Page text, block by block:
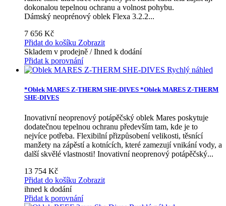
dokonalou tepelnou ochranu a volnost pohybu.
Dámský neoprénový oblek Flexa 3.2.2...
7 656 Kč
Přidat do košíku Zobrazit
Skladem v prodejně / Ihned k dodání
Přidat k porovnání
Rychlý náhled
*Oblek MARES Z-THERM SHE-DIVES *Oblek MARES Z-THERM
SHE-DIVES
Inovativní neoprenový potápěčský oblek Mares poskytuje
dodatečnou tepelnou ochranu především tam, kde je to
nejvíce potřeba. Flexibilní přizpůsobení velikosti, těsnící
manžety na zápěstí a kotnících, které zamezují vnikání vody, a
další skvělé vlastnosti! Inovativní neoprenový potápěčský...
13 754 Kč
Přidat do košíku Zobrazit
ihned k dodání
Přidat k porovnání